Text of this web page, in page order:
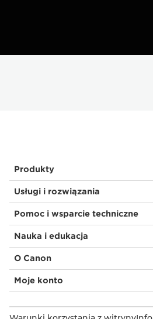
Produkty
Usługi i rozwiązania
Pomoc i wsparcie techniczne
Nauka i edukacja
O Canon
Moje konto